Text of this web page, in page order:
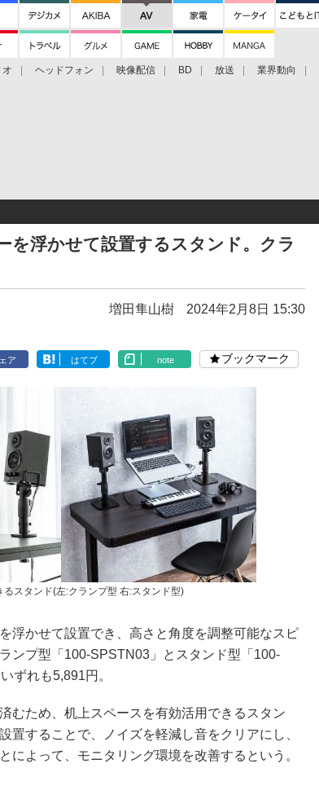
オ ヘッドフォン 映像配信 BD 放送 業界動向
を浮かせて設置するスタンド。クラ
増田隼山樹 2024年2月8日 15:30
ア はてブ note ブックマーク
スタンド(左:クランプ型 右:スタンド型)
浮かせて設置でき、高さと角度を調整可能なスピ
ンプ型「100-SPSTN03」とスタンド型「100-
ずれも5,891円。
むため、机上スペースを有効活用できるスタン
置することで、ノイズを軽減し音をクリアにし、
によって、モニタリング環境を改善するという。